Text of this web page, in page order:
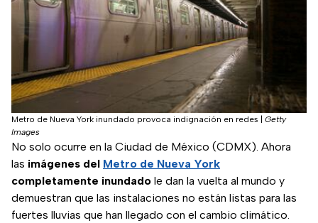
Metro de Nueva York inundado provoca indignación en redes
Getty
Images
No solo ocurre en la Ciudad de México (CDMX). Ahora
las imágenes del Metro de Nueva York
completamente inundado le dan la vuelta al mundo y
demuestran que las instalaciones no están listas para las
fuertes lluvias que han llegado con el cambio climático.